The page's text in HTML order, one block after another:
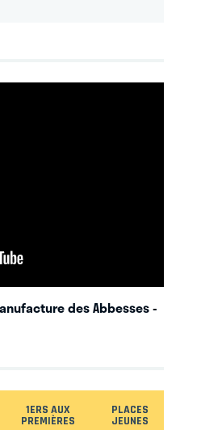
des Abbesses-
1ERS AUX
PREMIÈRES
PLACES
JEUNES